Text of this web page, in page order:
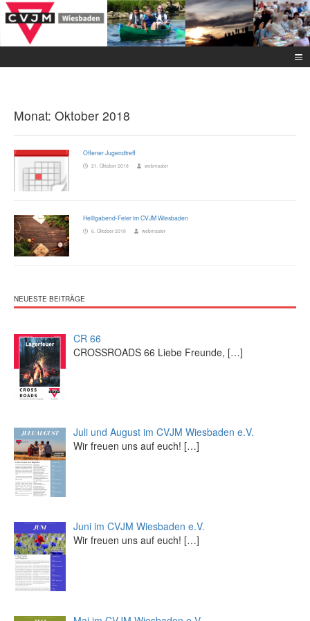
Monat: Oktober 2018
Offener Jugendtreff
21. Oktober 2018 webmaster
Heiligabend-Feier im CVJM Wiesbaden
6. Oktober 2018 webmaster
NEUESTE BEITRÄGE
CR 66
CROSSROADS 66 Liebe Freunde, […]
Juli und August im CVJM Wiesbaden e.V.
Wir freuen uns auf euch! […]
Juni im CVJM Wiesbaden e.V.
Wir freuen uns auf euch! […]